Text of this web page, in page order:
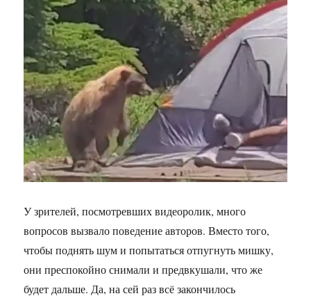
У зрителей, посмотревших видеоролик, много
вопросов вызвало поведение авторов. Вместо того,
чтобы поднять шум и попытаться отпугнуть мишку,
они преспокойно снимали и предвкушали, что же
будет дальше. Да, на сей раз всё закончилось